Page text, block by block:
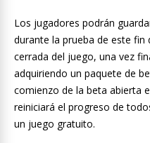
Los jugadores podrán
durante la prueba de este fin
cerrada del juego, una vez
adquiriendo un paquete de
comienzo de la beta abierta
reiniciará el progreso de
un juego gratuito.